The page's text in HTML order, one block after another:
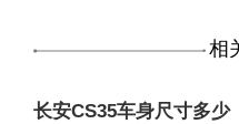
相
长安CS35车身尺寸多少